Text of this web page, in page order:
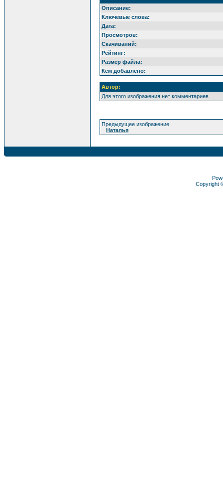
Описание:
Ключевые слова:
Дата:
Просмотров:
Скачиваний:
Рейтинг:
Размер файла:
Кем добавлено:
Автор:
Для этого изображения нет комментариев
Предыдущее изображение:
Наталья
Copyright